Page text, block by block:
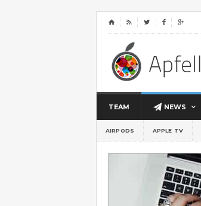
⌂    
TEAM NEWS
AIRPODS APPLE TV